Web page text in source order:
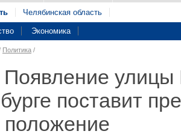
Челябинская область
Экономика
Политика /
улицы
поставит
положение